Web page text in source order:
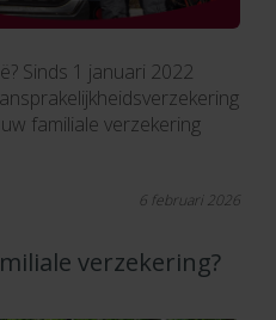
Sinds 1 januari 2022
familiale verzekering
6 februari 2026
verzekering?